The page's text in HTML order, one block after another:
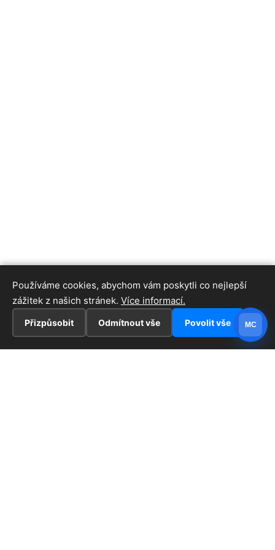
Používáme cookies, abychom vám poskytli co nejlepší
zážitek z našich stránek. Více informací.
Přizpůsobit Odmítnout vše Povolit vše MC